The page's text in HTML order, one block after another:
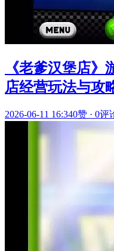
《老爹汉堡店
店经营玩法与攻
2026-06-11 16:340赞 · 0评